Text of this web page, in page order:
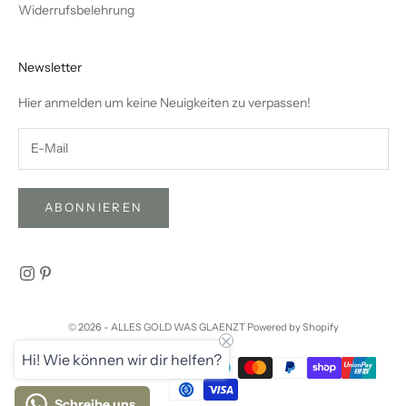
Widerrufsbelehrung
Newsletter
Hier anmelden um keine Neuigkeiten zu verpassen!
ABONNIEREN
© 2026 - ALLES GOLD WAS GLAENZT Powered by Shopify
Hi! Wie können wir dir helfen?